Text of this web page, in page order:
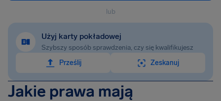
lub
Użyj karty pokładowej
Szybszy sposób sprawdzenia, czy się kwalifikujesz
Prześlij
Zeskanuj
Jakie prawa mają